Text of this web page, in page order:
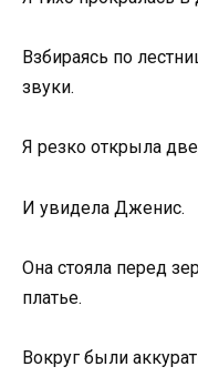
Взбираясь по
звуки.
Я резко открыла
И увидела Дженис.
Она стояла перед
платье.
Вокруг были